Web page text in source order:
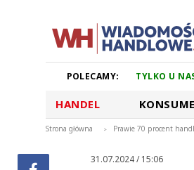
POLECAMY: TYLKO U
HANDEL
Strona główna > Prawie 70 procent
31.07.2024 / 15:06